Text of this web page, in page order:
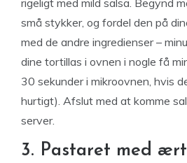
rigeligt med mild salsa. Begynd
små stykker, og fordel den på
med de andre ingredienser –
dine tortillas i ovnen i nogle få
30 sekunder i mikroovnen, hvis
hurtigt). Afslut med at komme
server.
3. Pastaret med